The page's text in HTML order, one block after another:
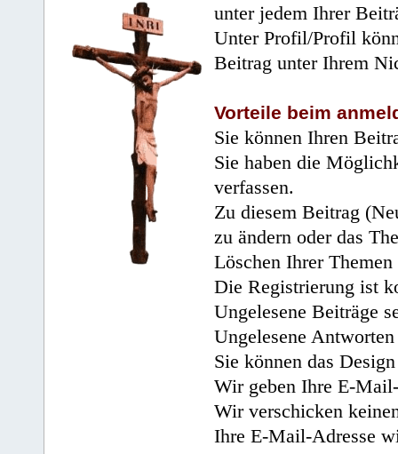
unter jedem Ihrer
Unter Profil/Profil
Beitrag unter Ihrem
Vorteile beim
Sie können Ihren
Sie haben die
verfassen.
Zu diesem Beitrag
zu ändern oder das
Löschen Ihrer
Die Registrierung ist
Ungelesene Beiträge
Ungelesene
Sie können das
Wir geben Ihre E-
Wir verschicken
Ihre E-Mail-Adresse